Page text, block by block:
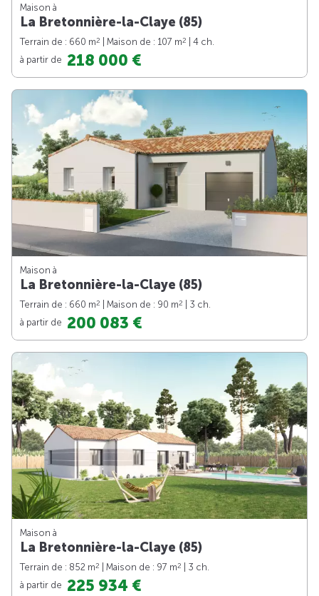
Maison à
La Bretonnière-la-Claye (85)
Terrain de : 660 m2 | Maison de : 107 m2
| 4 ch.
à partir de 218 000 €
Maison à
La Bretonnière-la-Claye (85)
Terrain de : 660 m2 | Maison de : 90 m2
| 3 ch.
à partir de 200 083 €
Maison à
La Bretonnière-la-Claye (85)
Terrain de : 852 m2 | Maison de : 97 m2
| 3 ch.
à partir de 225 934 €